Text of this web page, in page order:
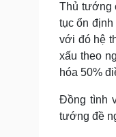
Thủ tướng
tục ổn
với đó hệ
xấu theo
hóa 50%
Đồng tình
tướng đề